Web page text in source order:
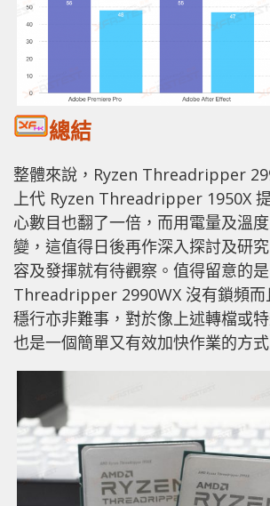
總結
整體來說，Ryzen Threadripper
上代 Ryzen Threadripper 1950X
心數目也翻了一倍，而用電量及溫
變，這值得日後再作深入探討及研
容及發揮就有待觀察。值得留意的
Threadripper 2990WX 沒有鎖頻而
穩行亦非難事，對於像上述轉檔或
也是一個簡單又有效加快作業的方式